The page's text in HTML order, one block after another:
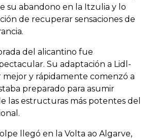
su abandono en la Itzulia y lo
de recuperar sensaciones de
del alicantino fue
Su adaptación a Lidl-
y rápidamente comenzó a
preparado para asumir
las estructuras más potentes del
llegó en la Volta ao Algarve,